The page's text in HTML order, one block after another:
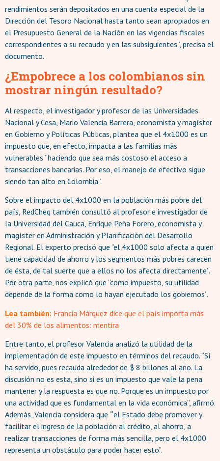
rendimientos serán depositados en una cuenta especial de la
Dirección del Tesoro Nacional hasta tanto sean apropiados en
el Presupuesto General de la Nación en las vigencias fiscales
correspondientes a su recaudo y en las subsiguientes”, precisa el
documento.
¿Empobrece a los colombianos sin
mostrar ningún resultado?
Al respecto, el investigador y profesor de las Universidades
Nacional y Cesa, Mario Valencia Barrera, economista y magíster
en Gobierno y Políticas Públicas, plantea que el 4x1000 es un
impuesto que, en efecto, impacta a las familias más
vulnerables “haciendo que sea más costoso el acceso a
transacciones bancarias. Por eso, el manejo de efectivo sigue
siendo tan alto en Colombia”.
Sobre el impacto del 4x1000 en la población más pobre del
país, RedCheq también consultó al profesor e investigador de
la Universidad del Cauca, Enrique Peña Forero, economista y
magíster en Administración y Planificación del Desarrollo
Regional. El experto precisó que “el 4x1000 solo afecta a quien
tiene capacidad de ahorro y los segmentos más pobres carecen
de ésta, de tal suerte que a ellos no los afecta directamente”.
Por otra parte, nos explicó que “como impuesto, su utilidad
depende de la forma como lo hayan ejecutado los gobiernos”.
Lea también: Francia Márquez dice que el país importa más
del 30% de los alimentos: mentira
Entre tanto, el profesor Valencia analizó la utilidad de la
implementación de este impuesto en términos del recaudo. “Sí
ha servido, pues recauda alrededor de $ 8 billones al año. La
discusión no es esta, sino si es un impuesto que vale la pena
mantener y la respuesta es que no. Porque es un impuesto por
una actividad que es fundamental en la vida económica”, afirmó.
Además, Valencia considera que “el Estado debe promover y
facilitar el ingreso de la población al crédito, al ahorro, a
realizar transacciones de forma más sencilla, pero el 4x1000
representa un obstáculo para poder hacer esto”.